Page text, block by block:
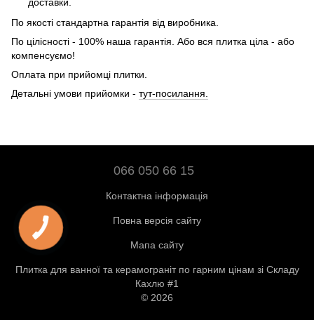
доставки.
По якості стандартна гарантія від виробника.
По цілісності - 100% наша гарантія. Або вся плитка ціла - або
компенсуємо!
Оплата при прийомці плитки.
Детальні умови прийомки - тут-посилання.
066 050 66 15
Контактна інформація
Повна версія сайту
Мапа сайту
Плитка для ванної та керамограніт по гарним цінам зі Складу
Кахлю #1
© 2026